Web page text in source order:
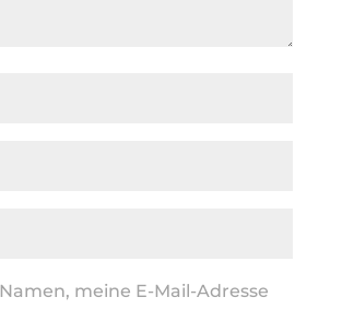
meine E-Mail-Adresse